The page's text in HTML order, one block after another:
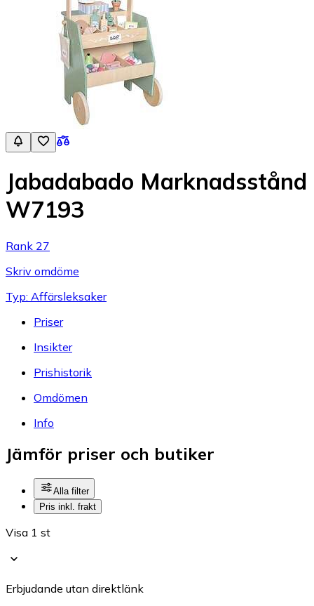
Jabadabado Marknadsstånd
W7193
Rank 27
Skriv omdöme
Typ: Affärsleksaker
Priser
Insikter
Prishistorik
Omdömen
Info
Jämför priser och butiker
Alla filter
Pris inkl. frakt
Visa 1 st
Erbjudande utan direktlänk